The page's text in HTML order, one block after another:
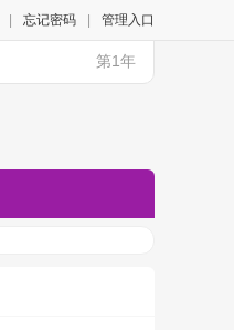
忘记密码 管理入口
第1年